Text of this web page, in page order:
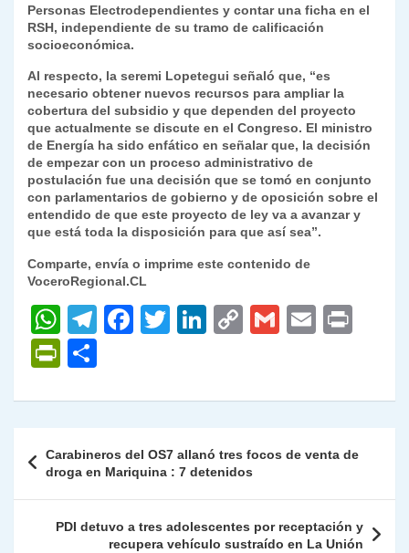
Personas Electrodependientes y contar una ficha en el
RSH, independiente de su tramo de calificación
socioeconómica.
Al respecto, la seremi Lopetegui señaló que, “es
necesario obtener nuevos recursos para ampliar la
cobertura del subsidio y que dependen del proyecto
que actualmente se discute en el Congreso. El ministro
de Energía ha sido enfático en señalar que, la decisión
de empezar con un proceso administrativo de
postulación fue una decisión que se tomó en conjunto
con parlamentarios de gobierno y de oposición sobre el
entendido de que este proyecto de ley va a avanzar y
que está toda la disposición para que así sea”.
Comparte, envía o imprime este contenido de
VoceroRegional.CL
W
h
at
s
p
p
T
gr
m
F
e
o
o
k
T
er
Li
e
n
C
y
n
k
G
l
E
l
P
nt
Fr
ie
n
dl
m
ar
tir
de
entradas
Carabineros del OS7 allanó tres focos de venta de
droga en Mariquina : 7 detenidos
PDI detuvo a tres adolescentes por receptación y
recupera vehículo sustraído en La Unión